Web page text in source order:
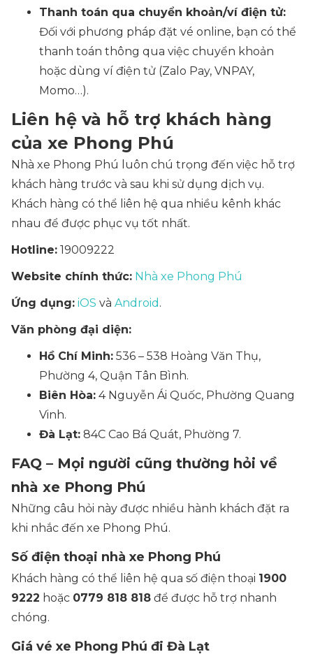
Thanh toán qua chuyển khoản/ví điện tử:
Đối với phương pháp đặt vé online, bạn có thể
thanh toán thông qua việc chuyển khoản
hoặc dùng ví điện tử (Zalo Pay, VNPAY,
Momo…).
Liên hệ và hỗ trợ khách hàng
của xe Phong Phú
Nhà xe Phong Phú luôn chú trọng đến việc hỗ trợ
khách hàng trước và sau khi sử dụng dịch vụ.
Khách hàng có thể liên hệ qua nhiều kênh khác
nhau để được phục vụ tốt nhất.
Hotline: 19009222
Website chính thức: Nhà xe Phong Phú
Ứng dụng: iOS và Android .
Văn phòng đại diện:
Hồ Chí Minh: 536 – 538 Hoàng Văn Thụ,
Phường 4, Quận Tân Bình.
Biên Hòa: 4 Nguyễn Ái Quốc, Phường Quang
Vinh.
Đà Lạt: 84C Cao Bá Quát, Phường 7.
FAQ – Mọi người cũng thường hỏi về
nhà xe Phong Phú
Những câu hỏi này được nhiều hành khách đặt ra
khi nhắc đến xe Phong Phú.
Số điện thoại nhà xe Phong Phú
Khách hàng có thể liên hệ qua số điện thoại 1900
9222 hoặc 0779 818 818 để được hỗ trợ nhanh
chóng.
Giá vé xe Phong Phú đi Đà Lạt